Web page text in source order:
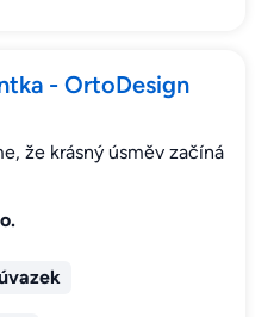
- OrtoDesign
že krásný úsměv začíná